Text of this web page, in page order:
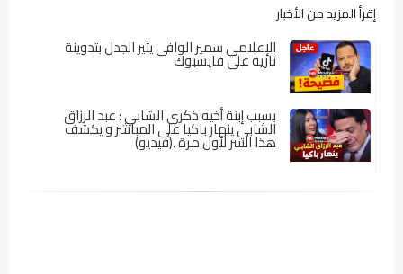
إقرأ المزيد من الأخبار
الإعلامي سمير الوافي يثير الجدل بتدوينة
نارية على فايسبوك
بسبب إبنة أخيه ذكرى الشابي : عبد الرزاق
الشابي ينهار باكيا على المباشر و يكشف
هذا السر لأول مرة .(فيديو)